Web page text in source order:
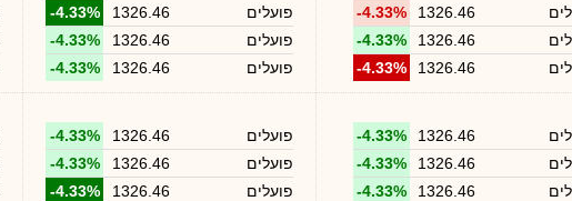
1326.46
-4.33%
1326.46
-4.33%
1326.46
-4.33%
1326.46
-4.33%
1326.46
-4.33%
1326.46
-4.33%
פועלים 1326.46
-4.33%
פועלים
1326.46
-4.33%
פועלים
1326.46
-4.33%
פועלים 1326.46
-4.33%
פועלים
1326.46
-4.33%
פועלים
1326.46
-4.33%